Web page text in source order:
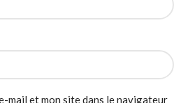
mail et mon site dans le navigateur